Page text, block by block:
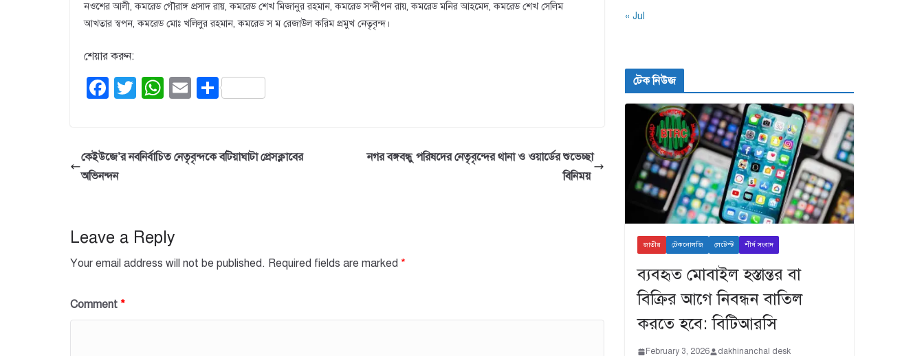
নওশের আলী, কমরেড গৌরাঙ্গ প্রসাদ রায়, কমরেড শেখ মিজানুর রহমান, কমরেড সন্দীপন রায়, কমরেড মনির আহমেদ, কমরেড শেখ সেলিম
আখতার স্বপন, কমরেড মোঃ খলিলুর রহমান, কমরেড স ম রেজাউল করিম প্রমুখ নেতৃবৃন্দ।
শেয়ার করুন:
F
e
b
k
T
er
W
s
E S
e
কেইউজে’র নবনির্বাচিত নেতৃবৃন্দকে বটিয়াঘাটা প্রেসক্লাবের
অভিনন্দন
নগর বঙ্গবন্ধু পরিষদের নেতৃবৃন্দের থানা ও ওয়ার্ডের শুভেচ্ছা
বিনিময়
Leave a Reply
Your email address will not be published. Required fields are marked *
Comment *
« Jul
টেক নিউজ
জাতীয় টেকনোলজি লেটেস্ট শীর্ষ সংবাদ
ব্যবহৃত মোবাইল হস্তান্তর বা
বিক্রির আগে নিবন্ধন বাতিল
করতে হবে: বিটিআরসি
February 3, 2026 dakhinanchal desk